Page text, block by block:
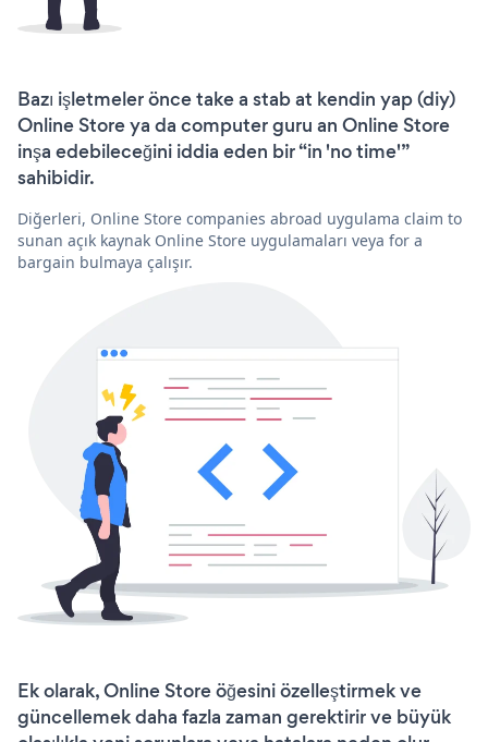
Bazı işletmeler önce take a stab at kendin yap (diy)
Online Store ya da computer guru an Online Store
inşa edebileceğini iddia eden bir “in 'no time'”
sahibidir.
Diğerleri, Online Store companies abroad uygulama claim to
sunan açık kaynak Online Store uygulamaları veya for a
bargain bulmaya çalışır.
Ek olarak, Online Store öğesini özelleştirmek ve
güncellemek daha fazla zaman gerektirir ve büyük